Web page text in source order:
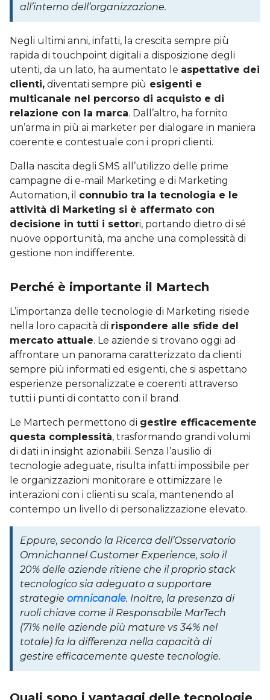
all’interno dell’organizzazione.
Negli ultimi anni, infatti, la crescita sempre più
rapida di touchpoint digitali a disposizione degli
utenti, da un lato, ha aumentato le aspettative dei
clienti, diventati sempre più esigenti e
multicanale nel percorso di acquisto e di
relazione con la marca. Dall’altro, ha fornito
un’arma in più ai marketer per dialogare in maniera
coerente e contestuale con i propri clienti.
Dalla nascita degli SMS all’utilizzo delle prime
campagne di e-mail Marketing e di Marketing
Automation, il connubio tra la tecnologia e le
attività di Marketing si è affermato con
decisione in tutti i settori, portando dietro di sé
nuove opportunità, ma anche una complessità di
gestione non indifferente.
Perché è importante il Martech
L’importanza delle tecnologie di Marketing risiede
nella loro capacità di rispondere alle sfide del
mercato attuale. Le aziende si trovano oggi ad
affrontare un panorama caratterizzato da clienti
sempre più informati ed esigenti, che si aspettano
esperienze personalizzate e coerenti attraverso
tutti i punti di contatto con il brand.
Le Martech permettono di gestire efficacemente
questa complessità, trasformando grandi volumi
di dati in insight azionabili. Senza l’ausilio di
tecnologie adeguate, risulta infatti impossibile per
le organizzazioni monitorare e ottimizzare le
interazioni con i clienti su scala, mantenendo al
contempo un livello di personalizzazione elevato.
Eppure, secondo la Ricerca dell’Osservatorio
Omnichannel Customer Experience, solo il
20% delle aziende ritiene che il proprio stack
tecnologico sia adeguato a supportare
strategie omnicanale. Inoltre, la presenza di
ruoli chiave come il Responsabile MarTech
(71% nelle aziende più mature vs 34% nel
totale) fa la differenza nella capacità di
gestire efficacemente queste tecnologie.